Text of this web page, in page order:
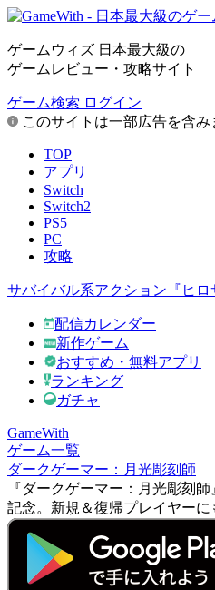
ゲームウィズ 日本最大級の
ゲームレビュー・攻略サイト
ゲーム検索 ログイン
このサイトは一部広告を含み
TOP
アプリ
Switch
Switch2
PS5
PC
攻略
サバイバル系アクション『ヒロ
配信カレンダー
新作ゲーム
おすすめ・無料アプリ
ランキング
ガチャ
GameWith
ゲーム一覧
ダークゲーマー：月光彫刻師
『ダークゲーマー：月光彫刻
記念。新規＆復帰プレイヤーに